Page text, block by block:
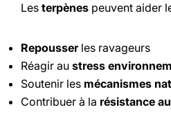
Les terpènes peuvent aider
Repousserles ravageurs
Réagir au stress
Soutenir les mécanismes
Contribuer à la résistance